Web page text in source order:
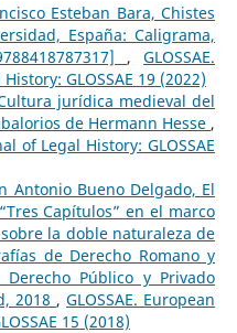
Esteban Bara, Chistes
España: Caligrama,
,GLOSSAE.
GLOSSAE 19 (2022)
jurídica medieval del
de Hermann Hesse ,
of Legal History: GLOSSAE
Antonio Bueno Delgado, El
Capítulos” en el marco
la doble naturaleza de
de Derecho Romano y
Derecho Público y Privado
2018 ,GLOSSAE. European
15 (2018)